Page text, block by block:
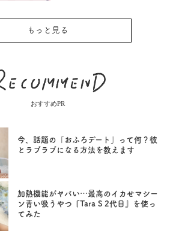
もっと見る
おすすめPR
今、話題の「おふろデート」って何？彼
とラブラブになる方法を教えます
加熱機能がヤバい…最高のイカせマシー
ン青い吸うやつ『Tara S 2代目』を使っ
てみた